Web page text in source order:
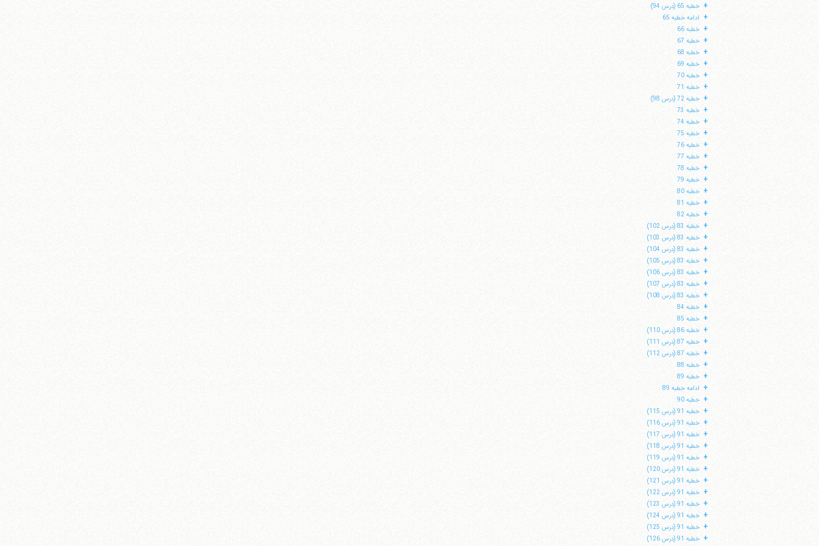
+ خطبه 65 (درس 94)
+ ادامه خطبه 65
+ خطبه 66
+ خطبه 67
+ خطبه 68
+ خطبه 69
+ خطبه 70
+ خطبه 71
+ خطبه 72 (درس 98)
+ خطبه 73
+ خطبه 74
+ خطبه 75
+ خطبه 76
+ خطبه 77
+ خطبه 78
+ خطبه 79
+ خطبه 80
+ خطبه 81
+ خطبه 82
+ خطبه 83 (درس 102)
+ خطبه 83 (درس 103)
+ خطبه 83 (درس 104)
+ خطبه 83 (درس 105)
+ خطبه 83 (درس 106)
+ خطبه 83 (درس 107)
+ خطبه 83 (درس 108)
+ خطبه 84
+ خطبه 85
+ خطبه 86 (درس 110)
+ خطبه 87 (درس 111)
+ خطبه 87 (درس 112)
+ خطبه 88
+ خطبه 89
+ ادامه خطبه 89
+ خطبه 90
+ خطبه 91 (درس 115)
+ خطبه 91 (درس 116)
+ خطبه 91 (درس 117)
+ خطبه 91 (درس 118)
+ خطبه 91 (درس 119)
+ خطبه 91 (درس 120)
+ خطبه 91 (درس 121)
+ خطبه 91 (درس 122)
+ خطبه 91 (درس 123)
+ خطبه 91 (درس 124)
+ خطبه 91 (درس 125)
+ خطبه 91 (درس 126)